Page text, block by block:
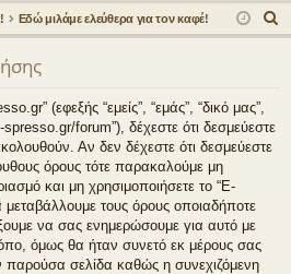
Συ
ζη
σε
δε
ση
ρα
φ
Εδώ μιλάμε ελεύθερα για τον καφέ!
ν
(εφεξής “εμείς”, “εμάς”, “δικό μας”,
forum”), δέχεστε ότι δεσμεύεστε
Αν δεν δέχεστε ότι δεσμεύεστε
όρους τότε παρακαλούμε μη
και μη χρησιμοποιήσετε το “E-
τους όρους οποιαδήποτε
να σας ενημερώσουμε για αυτό με
όμως θα ήταν συνετό εκ μέρους σας
παρούσα σελίδα καθώς η συνεχιζόμενη